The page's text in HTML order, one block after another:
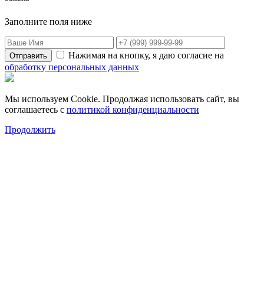
Заполните поля ниже
Нажимая на кнопку, я даю согласие на
обработку персональных данных
Мы используем Cookie. Продолжая использовать сайт, вы
соглашаетесь с политикой конфиденциальности
Продолжить